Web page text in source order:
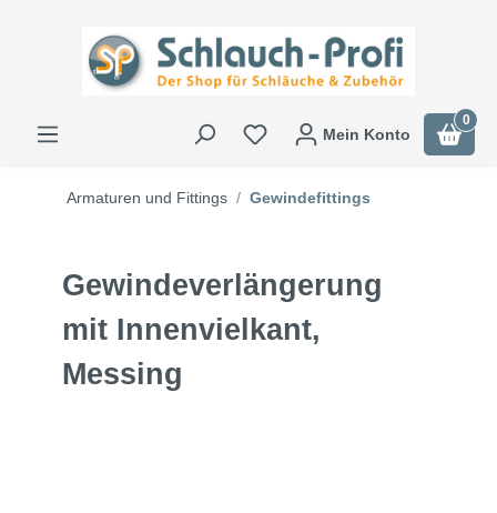
Mein Konto
0
Armaturen und Fittings Gewindefittings
Gewindeverlängerung
mit Innenvielkant,
Messing